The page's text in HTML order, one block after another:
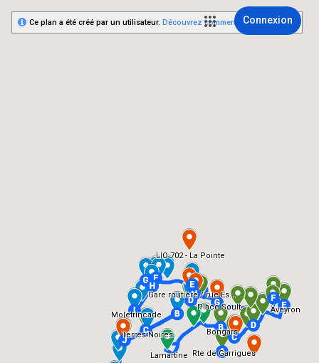
Connexion
Rte de Garrigues
Bongars
Aveyron
Place Soult
Gare routière / rue Es...
Terres Noires
Lamartine
Moletrincade
LIO 702 - La Pointe
Ce plan a été créé par un utilisateur. Découvrez comment créer le vôtre.